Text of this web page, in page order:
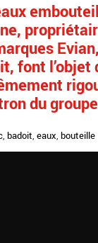
font l’objet
du groupe
,badoit,eaux,bouteille